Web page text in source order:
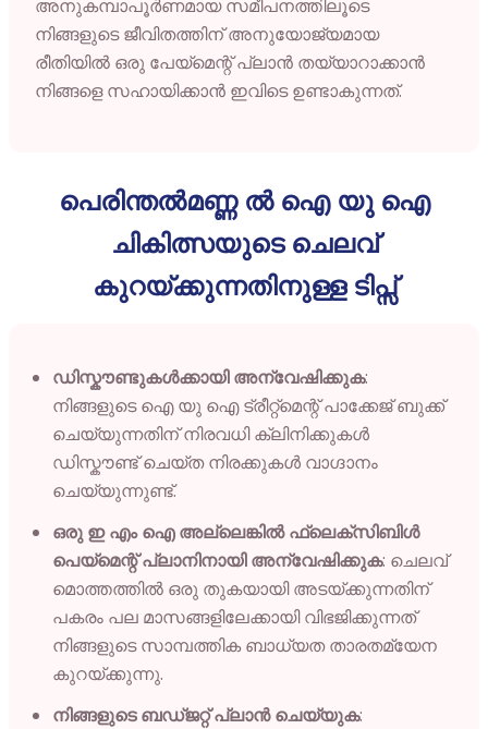
അനുകമ്പാപൂർണമായസമീപനത്തിലൂടെ
നിങ്ങളുടെജീവിതത്തിന്അനുയോജ്യമായ
രീതിയിൽ ഒരു പേയ്മെന്റ്പ്ലാൻ തയ്യാറാക്കാൻ
നിങ്ങളെസഹായിക്കാൻ ഇവിടെഉണ്ടാകുന്നത്.
പെരിന്തൽമണ്ണ ൽ ഐ യു ഐ
ചികിത്സയുടെ ചെലവ്
കുറയ്ക്കുന്നതിനുള്ള ടിപ്സ്
ഡിസ്കൗണ്ടുകൾക്കായി അന്വേഷിക്കുക:
നിങ്ങളുടെ ഐ യു ഐ ട്രീറ്റ്മെന്റ് പാക്കേജ് ബുക്ക്
ചെയ്യുന്നതിന് നിരവധി ക്ലിനിക്കുകൾ
ഡിസ്കൗണ്ട് ചെയ്ത നിരക്കുകൾ വാഗ്ദാനം
ചെയ്യുന്നുണ്ട്.
ഒരു ഇ എം ഐ അല്ലെങ്കിൽ ഫ്ലെക്സിബിൾ
പെയ്മെന്റ് പ്ലാനിനായി അന്വേഷിക്കുക: ചെലവ്
മൊത്തത്തിൽ ഒരു തുകയായി അടയ്ക്കുന്നതിന്
പകരം പല മാസങ്ങളിലേക്കായി വിഭജിക്കുന്നത്
നിങ്ങളുടെ സാമ്പത്തിക ബാധ്യത താരതമ്യേന
കുറയ്ക്കുന്നു.
നിങ്ങളുടെ ബഡ്ജറ്റ് പ്ലാൻ ചെയ്യുക: